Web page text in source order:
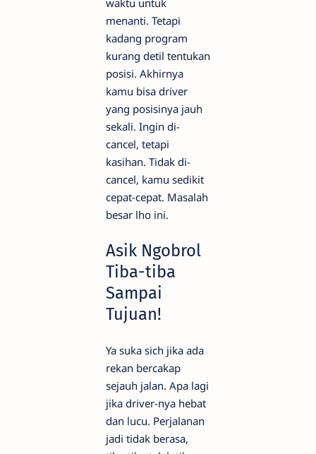
menanti. Tetapi
kadang program
kurang detil tentukan
posisi. Akhirnya
kamu bisa driver
yang posisinya jauh
sekali. Ingin di-
cancel, tetapi
kasihan. Tidak di-
cancel, kamu sedikit
cepat-cepat. Masalah
besar lho ini.
Asik Ngobrol
Tiba-tiba
Sampai
Tujuan!
Ya suka sich jika ada
rekan bercakap
sejauh jalan. Apa lagi
jika driver-nya hebat
dan lucu. Perjalanan
jadi tidak berasa,